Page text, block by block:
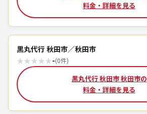
料金・詳細を見る
黒丸代行 秋田市／秋田市
★★★★★-(0件)
黒丸代行 秋田市 秋田市の
料金・詳細を見る